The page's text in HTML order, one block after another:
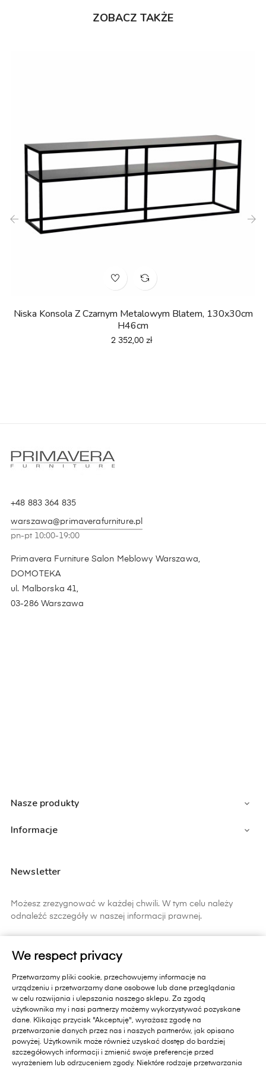
ZOBACZ TAKŻE
Niska Konsola Z Czarnym Metalowym Blatem, 130x30cm
H46cm
Cena
2 352,00 zł
+48 883 364 835
warszawa@primaverafurniture.pl
pn-pt 10:00-19:00
Primavera Furniture Salon Meblowy Warszawa,
DOMOTEKA
ul. Malborska 41,
03-286 Warszawa
Nasze produkty 
Informacje 
Newsletter
Możesz zrezygnować w każdej chwili. W tym celu należy
odnaleźć szczegóły w naszej informacji prawnej.
otrzymywanie informacji handlowych od Primavera Furniture Sp. z
o.o. 11-010 Barczewo, Dąbrówka Mała 18 A.. Pamiętaj, zgoda jest
dobrowolna i masz prawo cofnąć zgodę w każdym czasie oraz
prawo dostępu do danych, sprostowania, usunięcia lub
ograniczenia przetwarzania, prawo wniesienia skargi do organu
nadzorczego lub przeniesienia danych. Administratorem Państwa
danych jest Primavera Furniture Sp. z o.o. 11-010 Barczewo,
Dąbrówka Mała 18A.. Administrator przetwarza dane zgodnie z
We respect privacy
Przetwarzamy pliki cookie, przechowujemy informacje na
urządzeniu i przetwarzamy dane osobowe lub dane przeglądania
w celu rozwijania i ulepszania naszego sklepu. Za zgodą
użytkownika my i nasi partnerzy możemy wykorzystywać pozyskane
dane. Klikając przycisk "Akceptuję", wyrażasz zgodę na
przetwarzanie danych przez nas i naszych partnerów, jak opisano
powyżej. Użytkownik może również uzyskać dostęp do bardziej
szczegółowych informacji i zmienić swoje preferencje przed
wyrażeniem lub odrzuceniem zgody. Niektóre rodzaje przetwarzania